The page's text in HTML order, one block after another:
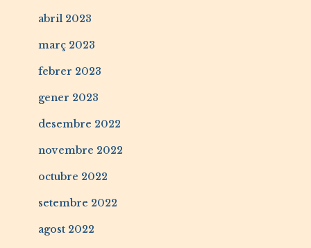
abril 2023
març 2023
febrer 2023
gener 2023
desembre 2022
novembre 2022
octubre 2022
setembre 2022
agost 2022